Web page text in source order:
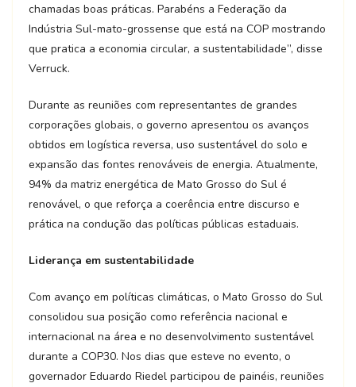
chamadas boas práticas. Parabéns a Federação da
Indústria Sul-mato-grossense que está na COP mostrando
que pratica a economia circular, a sustentabilidade”, disse
Verruck.
Durante as reuniões com representantes de grandes
corporações globais, o governo apresentou os avanços
obtidos em logística reversa, uso sustentável do solo e
expansão das fontes renováveis de energia. Atualmente,
94% da matriz energética de Mato Grosso do Sul é
renovável, o que reforça a coerência entre discurso e
prática na condução das políticas públicas estaduais.
Liderança em sustentabilidade
Com avanço em políticas climáticas, o Mato Grosso do Sul
consolidou sua posição como referência nacional e
internacional na área e no desenvolvimento sustentável
durante a COP30. Nos dias que esteve no evento, o
governador Eduardo Riedel participou de painéis, reuniões